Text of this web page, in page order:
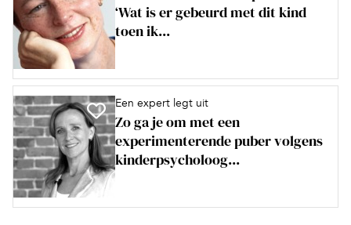
‘Wat is er gebeurd met dit kind
toen ik...
Een expert legt uit
Zo ga je om met een
experimenterende puber volgens
kinderpsycholoog...